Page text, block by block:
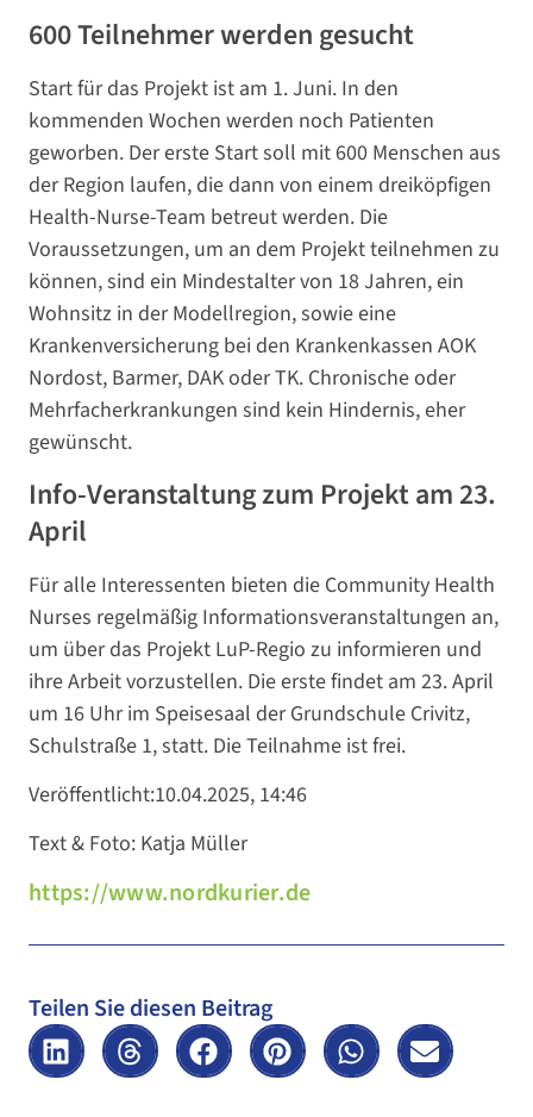
600 Teilnehmer werden gesucht
Start für das Projekt ist am 1. Juni. In den
kommenden Wochen werden noch Patienten
geworben. Der erste Start soll mit 600 Menschen aus
der Region laufen, die dann von einem dreiköpfigen
Health-Nurse-Team betreut werden. Die
Voraussetzungen, um an dem Projekt teilnehmen zu
können, sind ein Mindestalter von 18 Jahren, ein
Wohnsitz in der Modellregion, sowie eine
Krankenversicherung bei den Krankenkassen AOK
Nordost, Barmer, DAK oder TK. Chronische oder
Mehrfacherkrankungen sind kein Hindernis, eher
gewünscht.
Info-Veranstaltung zum Projekt am 23.
April
Für alle Interessenten bieten die Community Health
Nurses regelmäßig Informationsveranstaltungen an,
um über das Projekt LuP-Regio zu informieren und
ihre Arbeit vorzustellen. Die erste findet am 23. April
um 16 Uhr im Speisesaal der Grundschule Crivitz,
Schulstraße 1, statt. Die Teilnahme ist frei.
Veröffentlicht:10.04.2025, 14:46
Text & Foto: Katja Müller
https://www.nordkurier.de
Teilen Sie diesen Beitrag